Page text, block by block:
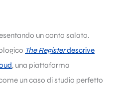
un conto salato.
The Registerdescrive
, una piattaforma
un caso di studio perfetto